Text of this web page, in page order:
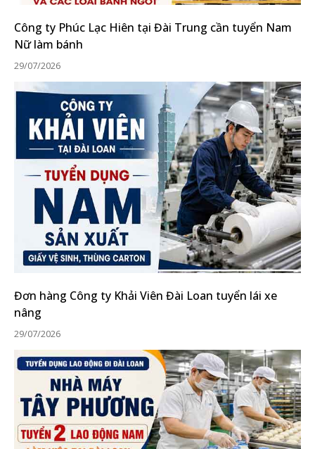
Công ty Phúc Lạc Hiên tại Đài Trung cần tuyển Nam
Nữ làm bánh
29/07/2026
Đơn hàng Công ty Khải Viên Đài Loan tuyển lái xe
nâng
29/07/2026